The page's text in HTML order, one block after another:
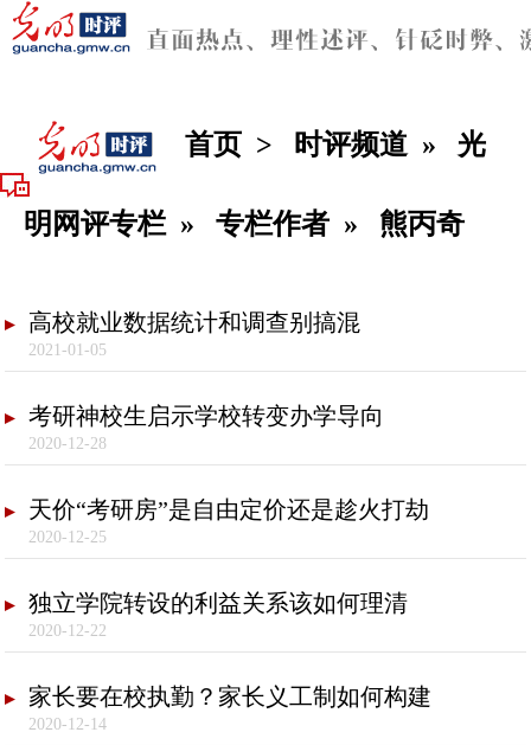
首页 > 时评频道 » 光
明网评专栏 » 专栏作者 » 熊丙奇
高校就业数据统计和调查别搞混
2021-01-05
考研神校生启示学校转变办学导向
2020-12-28
天价“考研房”是自由定价还是趁火打劫
2020-12-25
独立学院转设的利益关系该如何理清
2020-12-22
家长要在校执勤？家长义工制如何构建
2020-12-14